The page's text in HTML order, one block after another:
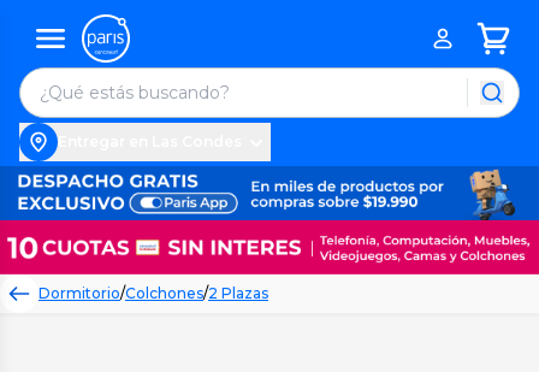
Dormitorio/Colchones/2 Plazas